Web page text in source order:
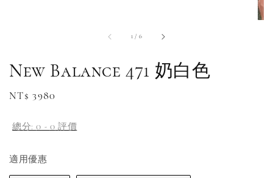
1 / 6
New Balance 471 奶白色
Regular
NT$ 3980
總分:0 - 0 評價
適用優惠